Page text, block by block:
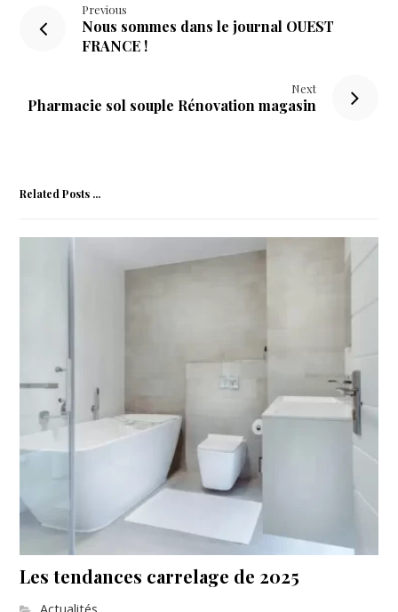
Previous
Nous sommes dans le journal OUEST
FRANCE !
Next
Pharmacie sol souple Rénovation magasin
Related Posts ...
Les tendances carrelage de 2025